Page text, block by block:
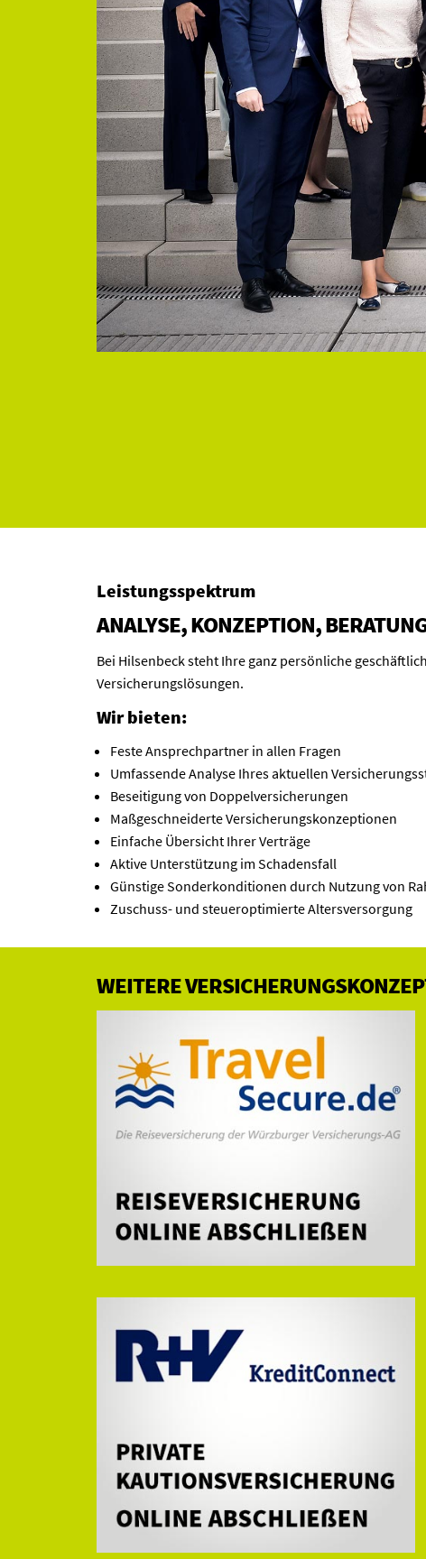
Leistungsspektrum
ANALYSE, KONZEPTION,
Bei Hilsenbeck steht Ihre ganz persönliche
Versicherungslösungen.
Wir bieten:
Feste Ansprechpartner in allen Fragen
Umfassende Analyse Ihres aktuellen
Beseitigung von Doppelversicherungen
Maßgeschneiderte Versicherungskonzeptionen
Einfache Übersicht Ihrer Verträge
Aktive Unterstützung im Schadensfall
Günstige Sonderkonditionen durch Nutzung von
Zuschuss- und steueroptimierte Altersversorgung
WEITERE